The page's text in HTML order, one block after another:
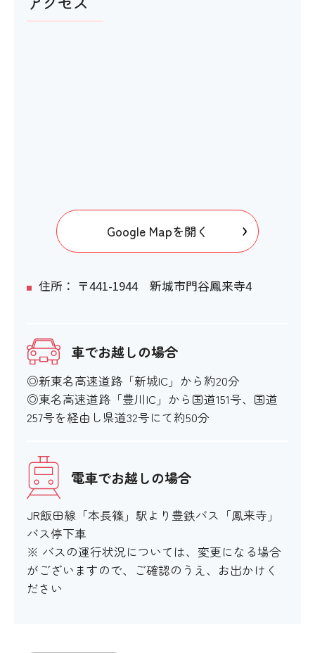
〇
〇
エレベーター
×
エスカレーター
×
設備
Google Mapを開く
住所： 〒441-1944 新城市門谷鳳来寺4
車でお越しの場合
◎新東名高速道路「新城IC」から約20分
◎東名高速道路「豊川IC」から国道151号、国道
257号を経由し県道32号にて約50分
電車でお越しの場合
JR飯田線「本長篠」駅より豊鉄バス「鳳来寺」
バス停下車
※ バスの運行状況については、変更になる場合
がございますので、ご確認のうえ、お出かけく
ださい